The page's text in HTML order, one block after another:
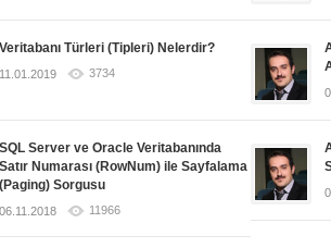
Veritabanı Türleri (Tipleri) Nelerdir?
11.01.2019 3734
SQL Server ve Oracle Veritabanında
Satır Numarası (RowNum) ile Sayfalama
(Paging) Sorgusu
06.11.2018 11966